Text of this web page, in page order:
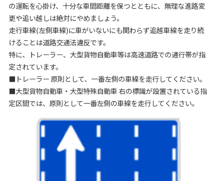
の運転を心掛け、十分な車間距離を保つとともに、無理な進路変
更や追い越しは絶対にやめましょう。
走行車線(左側車線)に車がいないにも関わらず追越車線を走り続
けることは道路交通法違反です。
特に、トレーラー、大型貨物自動車等は高速道路での通行帯が指
定されています。
■トレーラー 原則として、一番左側の車線を走行してください。
■大型貨物自動車・大型特殊自動車 右の標識が設置されている指
定区間では、原則として一番左側の車線を走行してください。